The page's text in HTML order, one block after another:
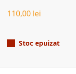
110,00 lei
Stoc epuizat